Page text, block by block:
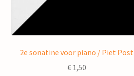
2e sonatine voor piano / Piet Post
€1,50